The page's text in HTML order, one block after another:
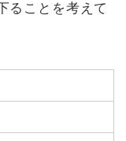
ることを考えて